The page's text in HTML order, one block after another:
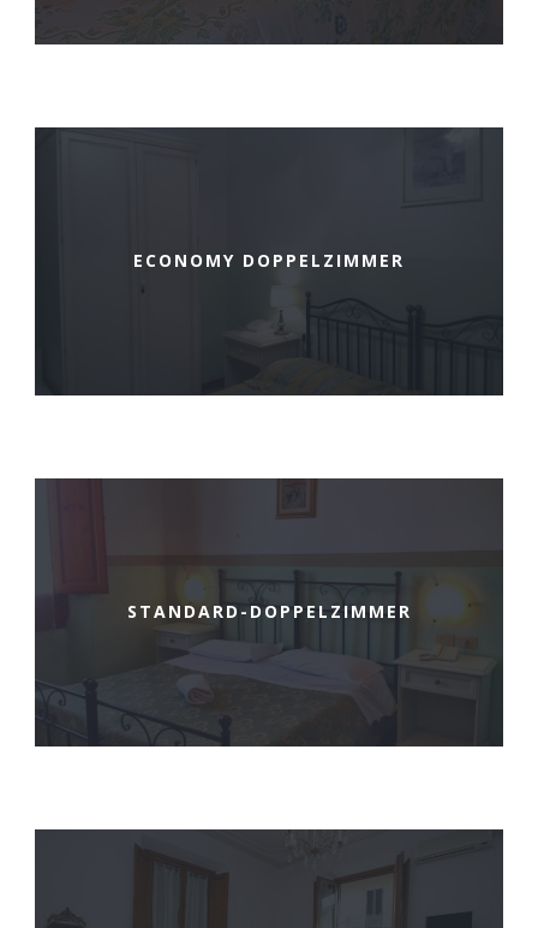
ECONOMY DOPPELZIMMER
STANDARD-DOPPELZIMMER